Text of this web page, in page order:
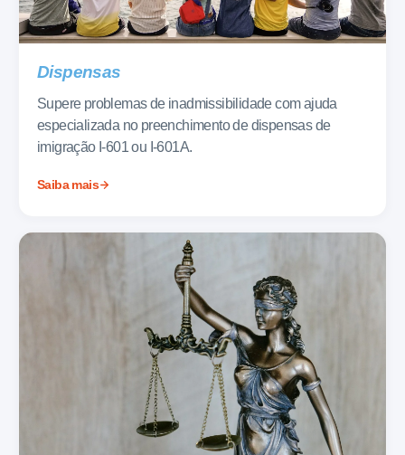
Dispensas
Supere problemas de inadmissibilidade com ajuda
especializada no preenchimento de dispensas de
imigração I-601 ou I-601A.
Saiba mais